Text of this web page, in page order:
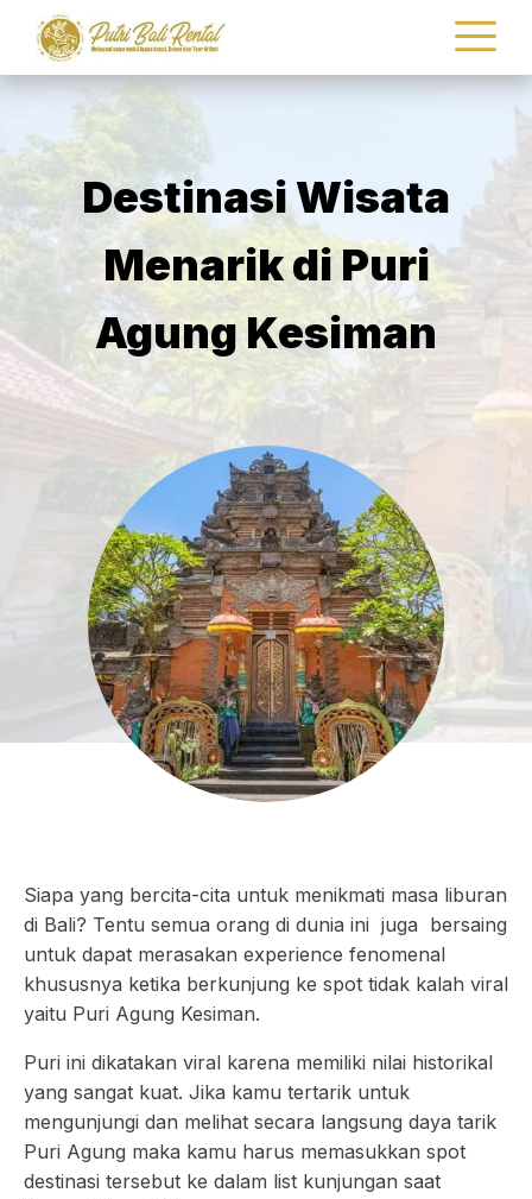
Destinasi Wisata
Menarik di Puri
Agung Kesiman
Siapa yang bercita-cita untuk menikmati masa liburan
di Bali? Tentu semua orang di dunia ini juga bersaing
untuk dapat merasakan experience fenomenal
khususnya ketika berkunjung ke spot tidak kalah viral
yaitu Puri Agung Kesiman.
Puri ini dikatakan viral karena memiliki nilai historikal
yang sangat kuat. Jika kamu tertarik untuk
mengunjungi dan melihat secara langsung daya tarik
Puri Agung maka kamu harus memasukkan spot
destinasi tersebut ke dalam list kunjungan saat